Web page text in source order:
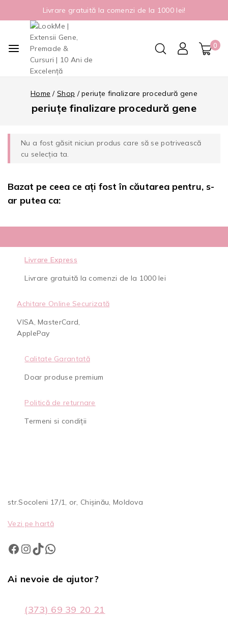
Livrare gratuită la comenzi de la 1000 lei!
0
Home / Shop / periuțe finalizare procedură gene
periuțe finalizare procedură gene
Nu a fost găsit niciun produs care să se potrivească
cu selecția ta.
Bazat pe ceea ce ați fost în căutarea pentru, s-
ar putea ca:
Livrare Express
Livrare gratuită la comenzi de la 1000 lei
Achitare Online Securizată
VISA, MasterCard,
ApplePay
Calitate Garantată
Doar produse premium
Politică de returnare
Termeni si condiții
str.Socoleni 17/1, or, Chișinău, Moldova
Vezi pe hartă
Ai nevoie de ajutor?
(373) 69 39 20 21